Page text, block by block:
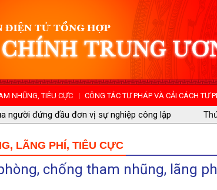
NHŨNG, TIÊU CỰC CÔNG TÁC TƯ PHÁP VÀ CẢI CÁCH TƯ
nhũng, lãng phí, tiêu cực tỉnh Quảng
LÃNG PHÍ, TIÊU CỰC
chống tham nhũng, lãng